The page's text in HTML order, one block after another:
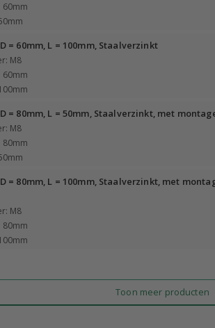
= 60mm, L = 100mm, Staalverzinkt
M8
= 80mm, L = 50mm, Staalverzinkt, met
M8
= 80mm, L = 100mm, Staalverzinkt, met
M8
Toon meer producten